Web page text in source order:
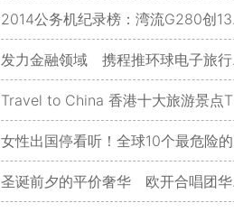
2014公务机纪录榜：湾流G280创13项居首位
发力金融领域 携程推环球电子旅行支票
Travel to China 香港十大旅游景点TOP10排行榜
女性出国停看听！全球10个最危险的旅游国家
圣诞前夕的平价奢华 欧开合唱团华山献唱